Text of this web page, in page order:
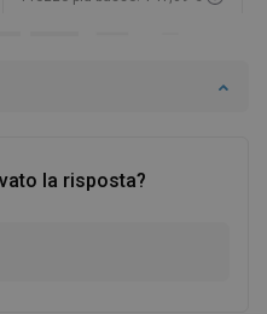
la risposta?